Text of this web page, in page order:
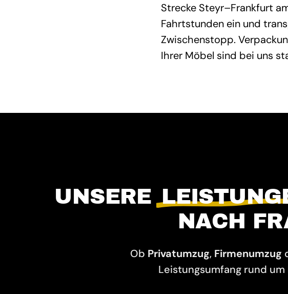
Strecke Steyr–Frankfurt
Fahrtstunden ein und
Zwischenstopp.
Ihrer Möbel sind bei uns
UNSERE
NACH
Ob Privatumzug, Firmenumzug
Leistungsumfang rund